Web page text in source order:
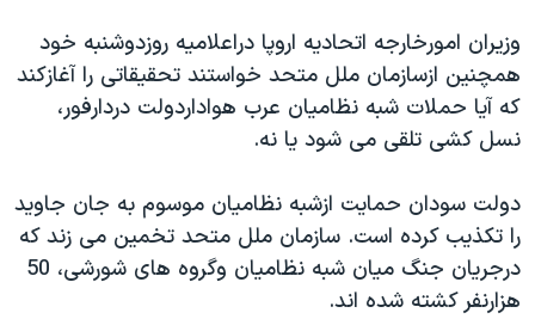
اقتصادی
علم و فناوری
اسرائیل در جنگ
گالری عکس
آرشیو پخش زنده
حمله جمهوری اسلامی به اسرائیل
رمز مهسا
ورزش زنان در ایران
اعتراضات زن، زندگی، آزادی
مجموعه مستندهای دادخواهی
تریبونال مردمی آبان ۹۸
زبانهای مختلف
وزيران امورخارجه اتحاديه اروپا دراعلاميه روزدوشنبه خود
همچنين ازسازمان ملل متحد خواستند تحقيقاتی را آغازکند
که آيا حملات شبه نظاميان عرب هواداردولت دردارفور،
نسل کشی تلقی می شود يا نه.
دولت سودان حمايت ازشبه نظاميان موسوم به جان جاويد
را تکذيب کرده است. سازمان ملل متحد تخمين می زند که
درجريان جنگ ميان شبه نظاميان وگروه های شورشی، 50
هزارنفر کشته شده اند.